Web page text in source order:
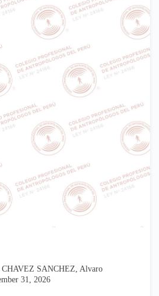
SANCHEZ, Alvaro
31, 2026